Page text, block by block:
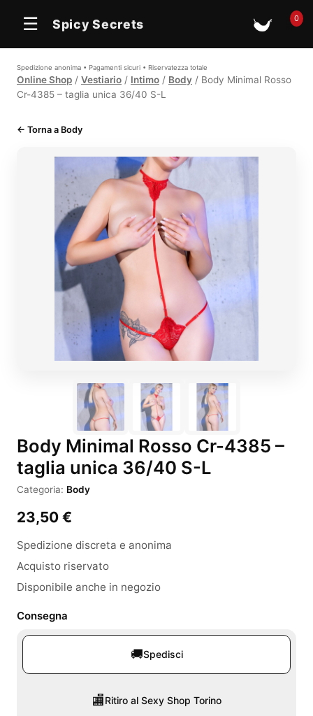
☰ Spicy Secrets 🛒0
Spedizione anonima • Pagamenti sicuri • Riservatezza totale
Online Shop / Vestiario / Intimo / Body / Body Minimal Rosso
Cr-4385 – taglia unica 36/40 S-L
← Torna a Body
Body Minimal Rosso Cr-4385 –
taglia unica 36/40 S-L
Categoria: Body
23,50 €
Spedizione discreta e anonima
Acquisto riservato
Disponibile anche in negozio
Consegna
🚚Spedisci
🏬Ritiro al Sexy Shop Torino
In